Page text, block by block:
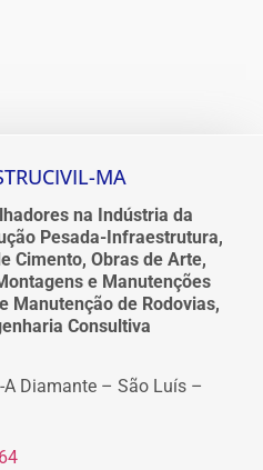
MA
na Indústria da
Pesada-Infraestrutura,
Cimento, Obras de Arte,
e Manutenções
Manutenção de Rodovias,
Consultiva
A Diamante – São Luís –